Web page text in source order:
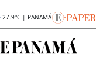
27.9°C | PANAMÁ